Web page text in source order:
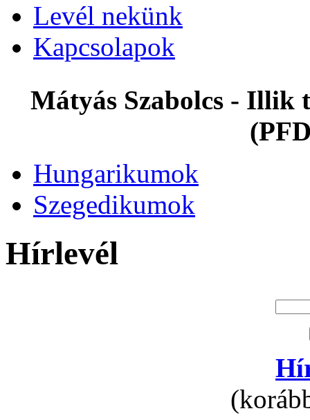
Levél nekünk
Kapcsolapok
Mátyás Szabolcs - Illik
Hungarikumok
Szegedikumok
Hírlevél